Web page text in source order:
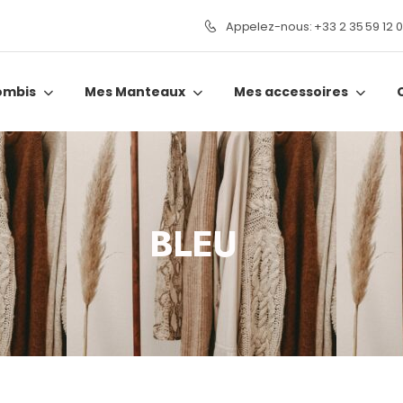
Appelez-nous: +33 2 35 59 12
Mes Manteaux Mes accessoires
BLEU